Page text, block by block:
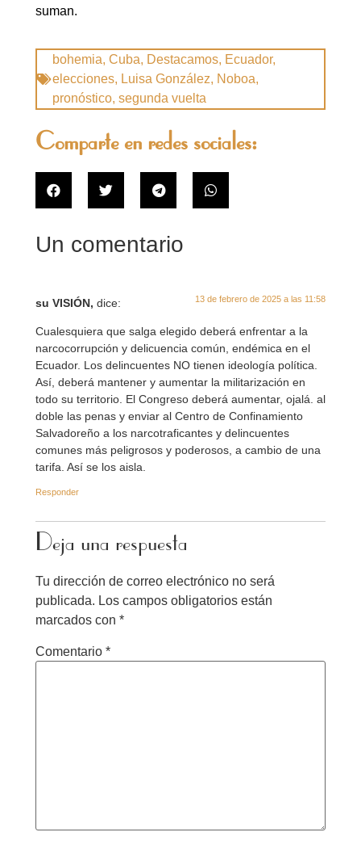
suman.
bohemia, Cuba, Destacamos, Ecuador,
elecciones, Luisa González, Noboa,
pronóstico, segunda vuelta
Comparte en redes sociales:
Un comentario
su VISIÓN, dice: 13 de febrero de 2025 a las 11:58
Cualesquiera que salga elegido deberá enfrentar a la
narcocorrupción y delicuencia común, endémica en el
Ecuador. Los delincuentes NO tienen ideología política.
Así, deberá mantener y aumentar la militarización en
todo su territorio. El Congreso deberá aumentar, ojalá. al
doble las penas y enviar al Centro de Confinamiento
Salvadoreño a los narcotraficantes y delincuentes
comunes más peligrosos y poderosos, a cambio de una
tarifa. Así se los aisla.
Responder
Deja una respuesta
Tu dirección de correo electrónico no será
publicada. Los campos obligatorios están
marcados con *
Comentario *